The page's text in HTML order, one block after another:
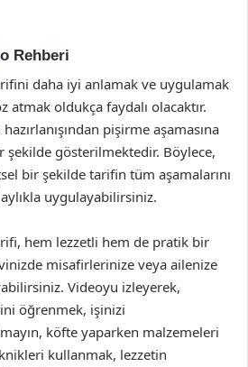
Rehberi
daha iyi anlamak ve uygulamak
atmak oldukça faydalı olacaktır.
pişirme aşamasına
şekilde gösterilmektedir. Böylece,
bir şekilde tarifin tüm aşamalarını
uygulayabilirsiniz.
hem lezzetli hem de pratik bir
misafirlerinize veya ailenize
Videoyu izleyerek,
öğrenmek, işinizi
köfte yaparken malzemeleri
kullanmak, lezzetin